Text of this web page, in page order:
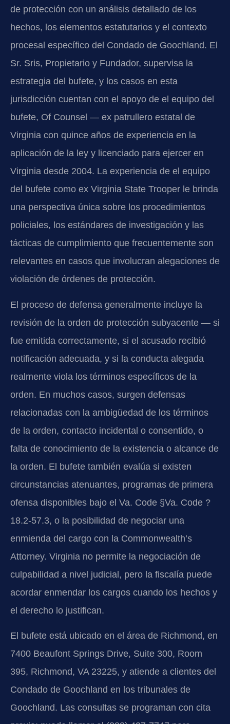
de protección con un análisis detallado de los
hechos, los elementos estatutarios y el contexto
procesal específico del Condado de Goochland. El
Sr. Sris, Propietario y Fundador, supervisa la
estrategia del bufete, y los casos en esta
jurisdicción cuentan con el apoyo de el equipo del
bufete, Of Counsel — ex patrullero estatal de
Virginia con quince años de experiencia en la
aplicación de la ley y licenciado para ejercer en
Virginia desde 2004. La experiencia de el equipo
del bufete como ex Virginia State Trooper le brinda
una perspectiva única sobre los procedimientos
policiales, los estándares de investigación y las
tácticas de cumplimiento que frecuentemente son
relevantes en casos que involucran alegaciones de
violación de órdenes de protección.
El proceso de defensa generalmente incluye la
revisión de la orden de protección subyacente — si
fue emitida correctamente, si el acusado recibió
notificación adecuada, y si la conducta alegada
realmente viola los términos específicos de la
orden. En muchos casos, surgen defensas
relacionadas con la ambigüedad de los términos
de la orden, contacto incidental o consentido, o
falta de conocimiento de la existencia o alcance de
la orden. El bufete también evalúa si existen
circunstancias atenuantes, programas de primera
ofensa disponibles bajo el Va. Code §Va. Code ?
18.2-57.3, o la posibilidad de negociar una
enmienda del cargo con la Commonwealth’s
Attorney. Virginia no permite la negociación de
culpabilidad a nivel judicial, pero la fiscalía puede
acordar enmendar los cargos cuando los hechos y
el derecho lo justifican.
El bufete está ubicado en el área de Richmond, en
7400 Beaufont Springs Drive, Suite 300, Room
395, Richmond, VA 23225, y atiende a clientes del
Condado de Goochland en los tribunales de
Goochland. Las consultas se programan con cita